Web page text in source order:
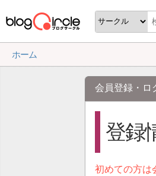
ホーム
会員登録・ロ
登録
初めての方は